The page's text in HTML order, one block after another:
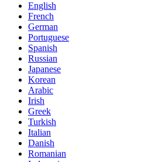
English
French
German
Portuguese
Spanish
Russian
Japanese
Korean
Arabic
Irish
Greek
Turkish
Italian
Danish
Romanian